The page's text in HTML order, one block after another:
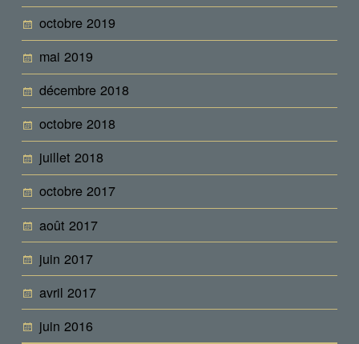
octobre 2019
mai 2019
décembre 2018
octobre 2018
juillet 2018
octobre 2017
août 2017
juin 2017
avril 2017
juin 2016